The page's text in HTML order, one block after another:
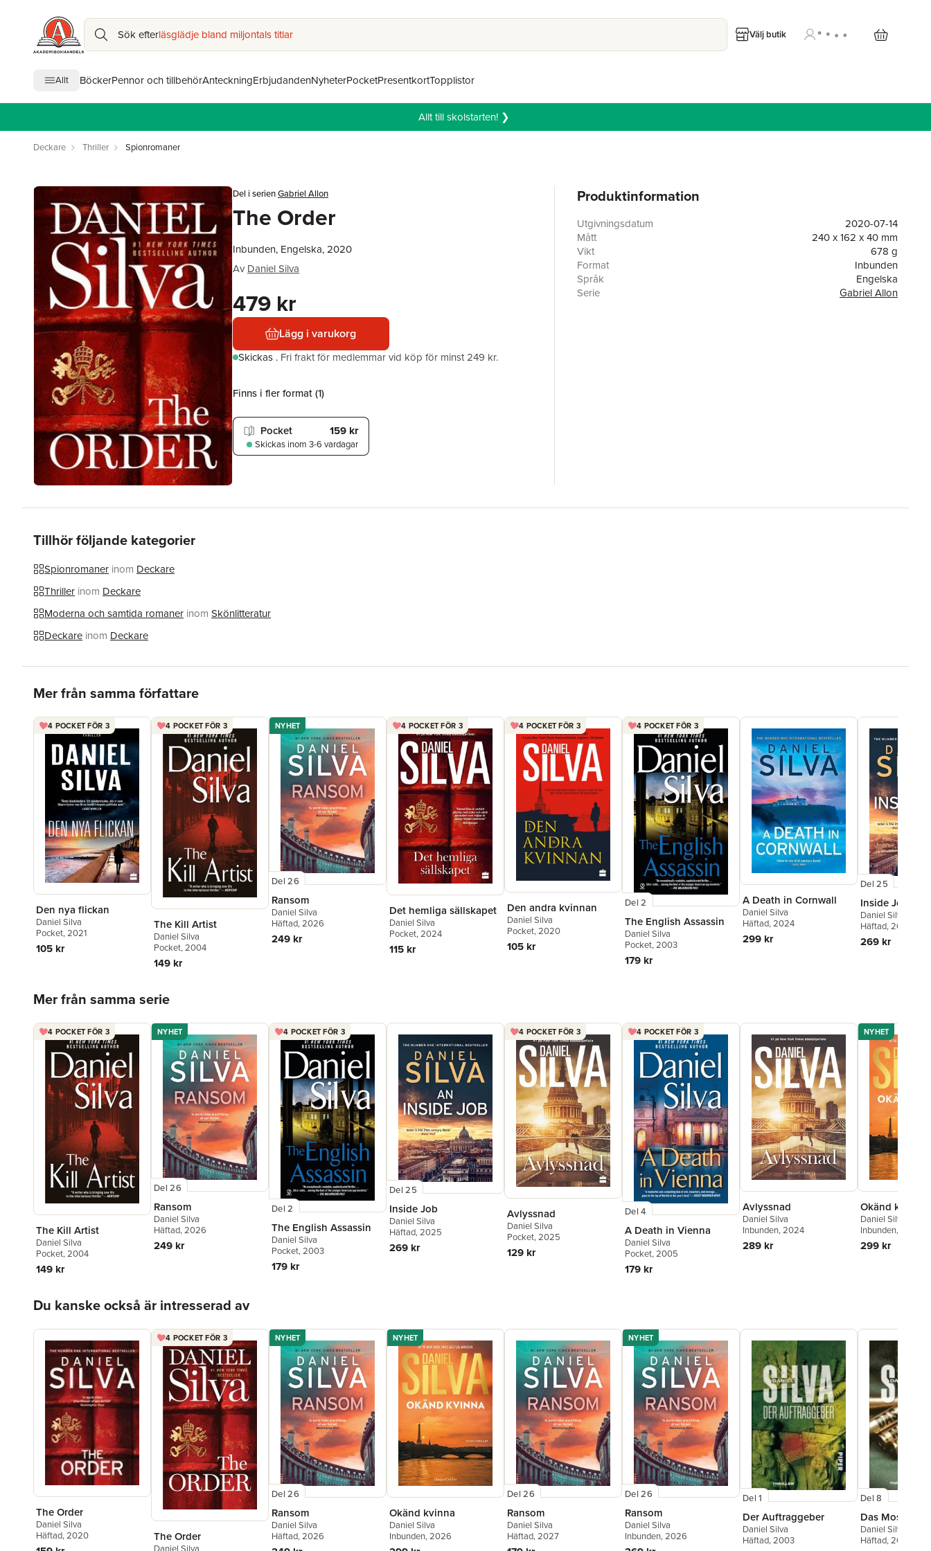
Sök efterläsglädje bland miljontals titlar Välj butik
Allt BöckerPennor och tillbehörAnteckningErbjudandenNyheterPocketPresentkortTopplistor
Allt till skolstarten! ❯
Deckare Thriller Spionromaner
Del i serienGabriel Allon
The Order
Inbunden, Engelska, 2020
Av Daniel Silva
479 kr
Lägg i varukorg
Skickas . Fri frakt för medlemmar vid köp för minst 249 kr.
Finns i fler format (1)
Pocket 159 kr
Skickas inom 3-6 vardagar
Produktinformation
Utgivningsdatum
2020-07-14
Mått
240 x 162 x 40 mm
Vikt
678 g
Format
Inbunden
Språk
Engelska
Serie
Gabriel Allon
Tillhör följande kategorier
Spionromaner inom Deckare
Thriller inom Deckare
Moderna och samtida romaner inom Skönlitteratur
Deckare inom Deckare
Mer från samma författare
4 POCKET FÖR 3
Den nya flickan
Daniel Silva
Pocket, 2021
105 kr
4 POCKET FÖR 3
The Kill Artist
Daniel Silva
Pocket, 2004
149 kr
NYHET
Del 26
Ransom
Daniel Silva
Häftad, 2026
249 kr
4 POCKET FÖR 3
Det hemliga sällskapet
Daniel Silva
Pocket, 2024
115 kr
4 POCKET FÖR 3
Den andra kvinnan
Daniel Silva
Pocket, 2020
105 kr
4 POCKET FÖR 3
Del 2
The English Assassin
Daniel Silva
Pocket, 2003
179 kr
A Death in Cornwall
Daniel Silva
Häftad, 2024
299 kr
Del 25
Inside Job
Daniel Silva
Häftad, 2025
269 kr
Mer från samma serie
4 POCKET FÖR 3
The Kill Artist
Daniel Silva
Pocket, 2004
149 kr
NYHET
Del 26
Ransom
Daniel Silva
Häftad, 2026
249 kr
4 POCKET FÖR 3
Del 2
The English Assassin
Daniel Silva
Pocket, 2003
179 kr
Del 25
Inside Job
Daniel Silva
Häftad, 2025
269 kr
4 POCKET FÖR 3
Avlyssnad
Daniel Silva
Pocket, 2025
129 kr
4 POCKET FÖR 3
Del 4
A Death in Vienna
Daniel Silva
Pocket, 2005
179 kr
Avlyssnad
Daniel Silva
Inbunden, 2024
289 kr
NYHET
Okänd kvinna
Daniel Silva
Inbunden, 2026
299 kr
Du kanske också är intresserad av
The Order
Daniel Silva
Häftad, 2020
4 POCKET FÖR 3
The Order
NYHET
Del 26
Ransom
Daniel Silva
Häftad, 2026
NYHET
Okänd kvinna
Daniel Silva
Inbunden, 2026
Del 26
Ransom
Daniel Silva
Häftad, 2027
NYHET
Del 26
Ransom
Daniel Silva
Inbunden, 2026
Del 1
Der Auftraggeber
Daniel Silva
Häftad, 2003
Del 8
Das Moskau-
Daniel Silva
Häftad, 2011